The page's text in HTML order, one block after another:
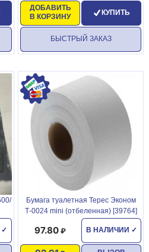
ДОБАВИТЬ
В КОРЗИНУ
КУПИТЬ
БЫСТРЫЙ ЗАКАЗ
✓
Бумага туалетная Терес Эконом
Т-0024 mini (отбеленная) [39764]
В НАЛИЧИИ ✓
97.80